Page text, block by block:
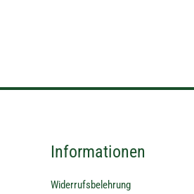
Informationen
Widerrufsbelehrung